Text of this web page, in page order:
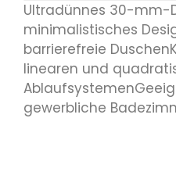
Ultradünnes 30-mm-
minimalistisches
barrierefreie
linearen und
gewerbliche